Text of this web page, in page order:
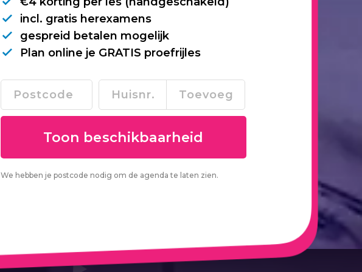
incl. gratis herexamens
gespreid betalen mogelijk
Plan online je GRATIS proefrijles
We hebben je postcode nodig om de agenda te laten zien.